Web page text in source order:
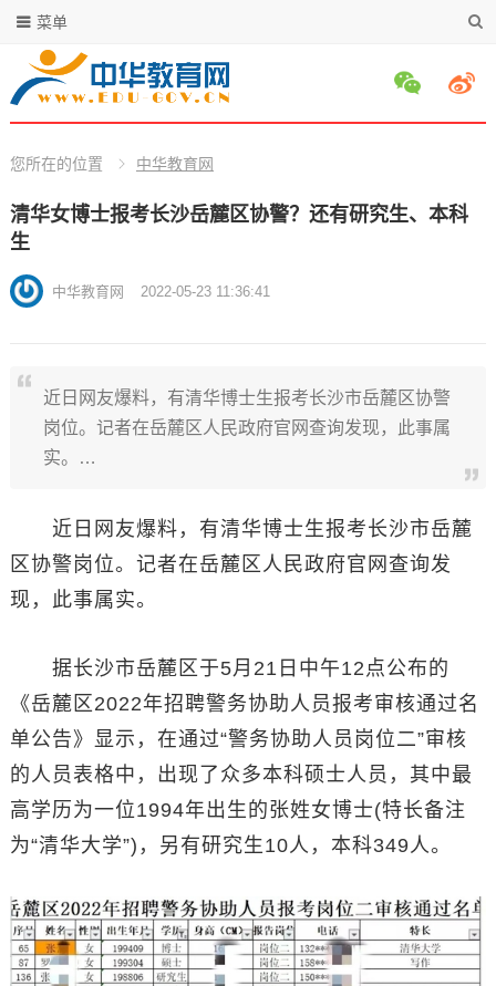
菜单
您所在的位置 中华教育网
清华女博士报考长沙岳麓区协警？还有研究生、本科
生
中华教育网 2022-05-23 11:36:41
近日网友爆料，有清华博士生报考长沙市岳麓区协警
岗位。记者在岳麓区人民政府官网查询发现，此事属
实。…
近日网友爆料，有清华博士生报考长沙市岳麓
区协警岗位。记者在岳麓区人民政府官网查询发
现，此事属实。
据长沙市岳麓区于5月21日中午12点公布的
《岳麓区2022年招聘警务协助人员报考审核通过名
单公告》显示，在通过“警务协助人员岗位二”审核
的人员表格中，出现了众多本科硕士人员，其中最
高学历为一位1994年出生的张姓女博士(特长备注
为“清华大学”)，另有研究生10人，本科349人。